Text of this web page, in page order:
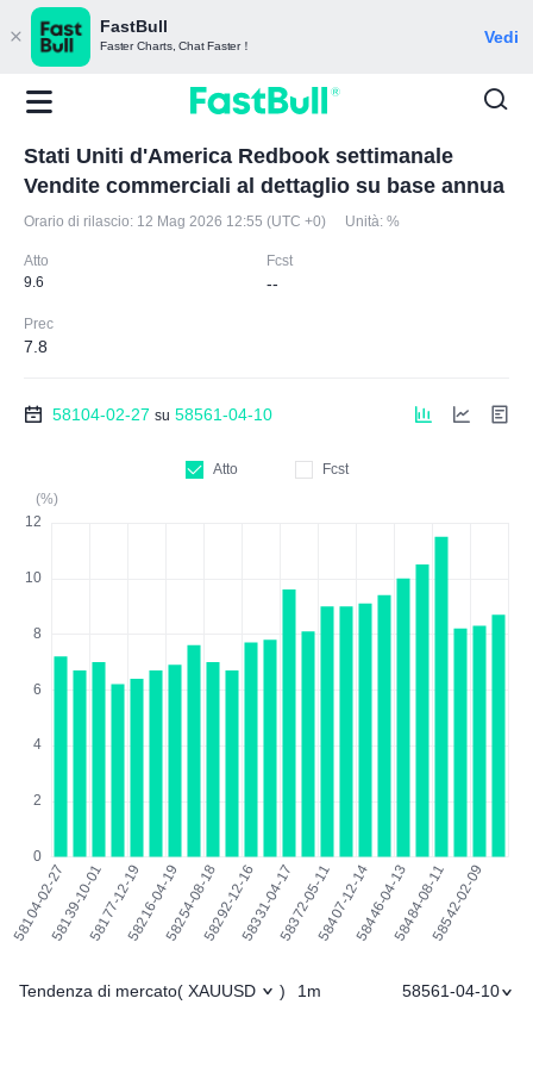
FastBull
Faster Charts, Chat Faster！ Vedi
Stati Uniti d'America Redbook settimanale
Vendite commerciali al dettaglio su base annua
Orario di rilascio: 12 Mag 2026 12:55 (UTC +0) Unità: %
Atto
9.6
Fcst
--
Prec
7.8
58104-02-27 su 58561-04-10
Atto
Fcst
(%)
Tendenza di mercato( XAUUSD ) 1m 58561-04-10